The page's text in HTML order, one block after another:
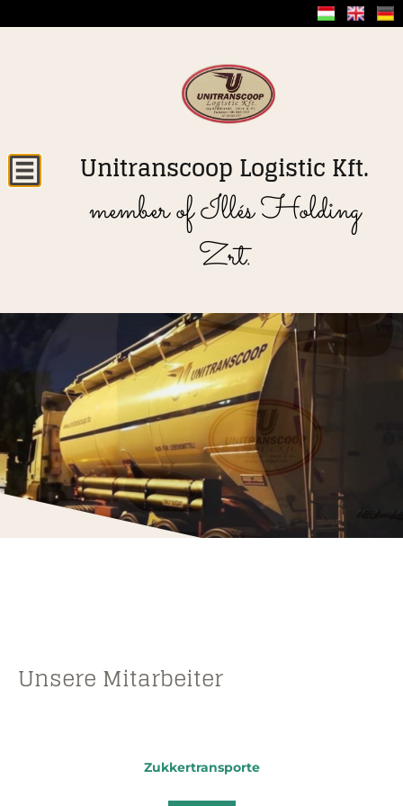
Unitranscoop Logistic Kft.
member of Illés Holding
Zrt.
Unsere Mitarbeiter
Zukkertransporte